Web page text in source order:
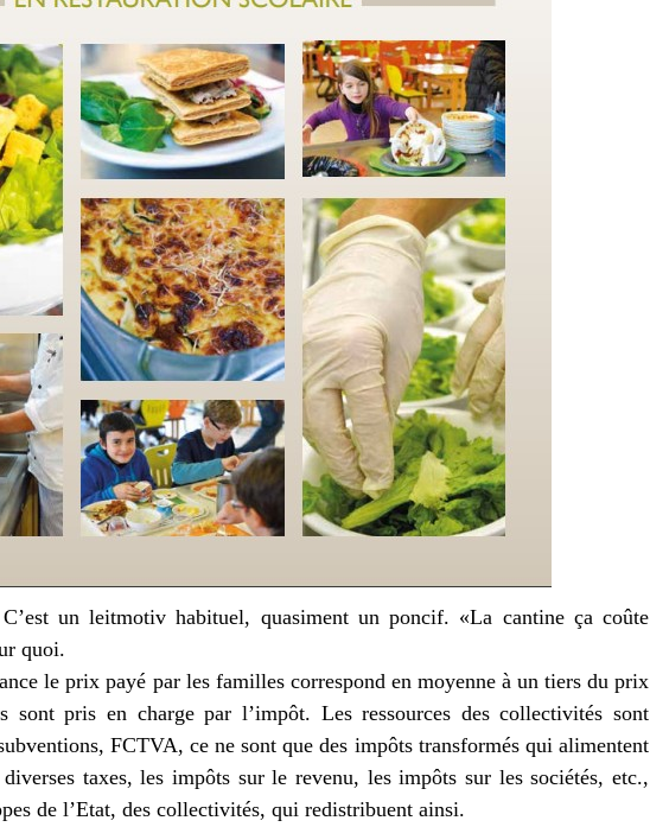
un leitmotiv habituel, quasiment un poncif. «La cantine ça coûte
quoi.
le prix payé par les familles correspond en moyenne à un tiers du prix
sont pris en charge par l’impôt. Les ressources des collectivités sont
FCTVA, ce ne sont que des impôts transformés qui alimentent
taxes, les impôts sur le revenu, les impôts sur les sociétés, etc.,
de l’Etat, des collectivités, qui redistribuent ainsi.